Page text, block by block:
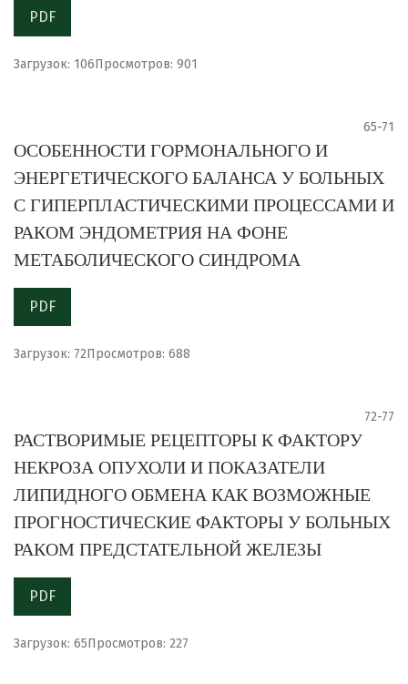
PDF
Загрузок: 106Просмотров: 901
65-71
ОСОБЕННОСТИ ГОРМОНАЛЬНОГО И
ЭНЕРГЕТИЧЕСКОГО БАЛАНСА У БОЛЬНЫХ
С ГИПЕРПЛАСТИЧЕСКИМИ ПРОЦЕССАМИ И
РАКОМ ЭНДОМЕТРИЯ НА ФОНЕ
МЕТАБОЛИЧЕСКОГО СИНДРОМА
PDF
Загрузок: 72Просмотров: 688
72-77
РАСТВОРИМЫЕ РЕЦЕПТОРЫ К ФАКТОРУ
НЕКРОЗА ОПУХОЛИ И ПОКАЗАТЕЛИ
ЛИПИДНОГО ОБМЕНА КАК ВОЗМОЖНЫЕ
ПРОГНОСТИЧЕСКИЕ ФАКТОРЫ У БОЛЬНЫХ
РАКОМ ПРЕДСТАТЕЛЬНОЙ ЖЕЛЕЗЫ
PDF
Загрузок: 65Просмотров: 227